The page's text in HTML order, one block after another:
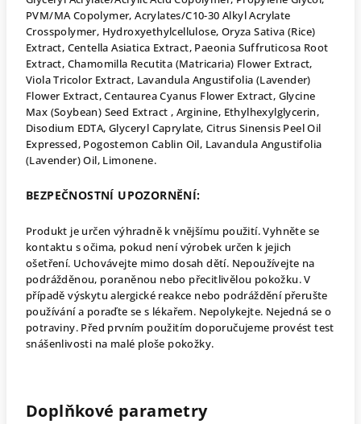
PVM/MA Copolymer, Acrylates/C10-30 Alkyl Acrylate
Crosspolymer, Hydroxyethylcellulose, Oryza Sativa (Rice)
Extract, Centella Asiatica Extract, Paeonia Suffruticosa Root
Extract, Chamomilla Recutita (Matricaria) Flower Extract,
Viola Tricolor Extract, Lavandula Angustifolia (Lavender)
Flower Extract, Centaurea Cyanus Flower Extract, Glycine
Max (Soybean) Seed Extract , Arginine, Ethylhexylglycerin,
Disodium EDTA, Glyceryl Caprylate, Citrus Sinensis Peel Oil
Expressed, Pogostemon Cablin Oil, Lavandula Angustifolia
(Lavender) Oil, Limonene.
BEZPEČNOSTNÍ UPOZORNĚNÍ:
Produkt je určen výhradně k vnějšímu použití. Vyhněte se
kontaktu s očima, pokud není výrobek určen k jejich
ošetření. Uchovávejte mimo dosah dětí. Nepoužívejte na
podrážděnou, poraněnou nebo přecitlivělou pokožku. V
případě výskytu alergické reakce nebo podráždění přerušte
používání a poraďte se s lékařem. Nepolykejte. Nejedná se o
potraviny. Před prvním použitím doporučujeme provést test
snášenlivosti na malé ploše pokožky.
Doplňkové parametry